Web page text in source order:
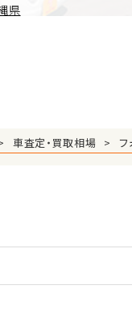
県
車査定・買取相場